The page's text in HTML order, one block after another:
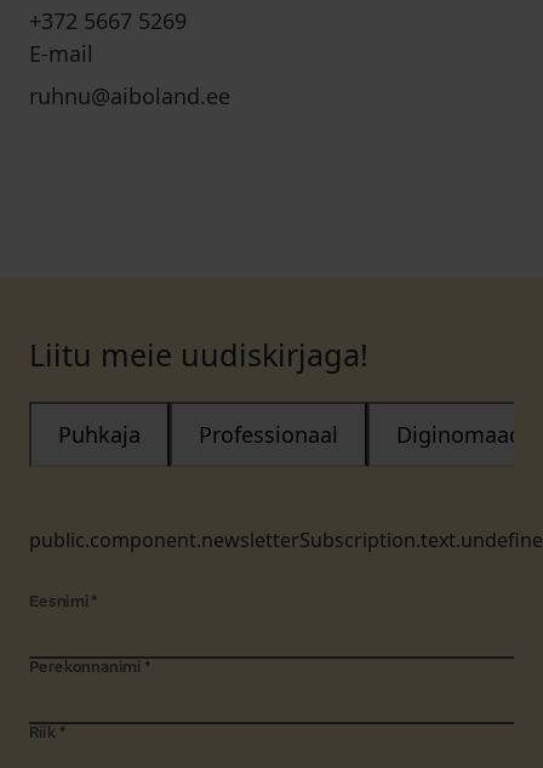
+372 5667 5269
E-mail
ruhnu@aiboland.ee
Liitu meie uudiskirjaga!
Puhkaja Professionaal Diginomaad
Eesnimi *
Perekonnanimi *
Riik *